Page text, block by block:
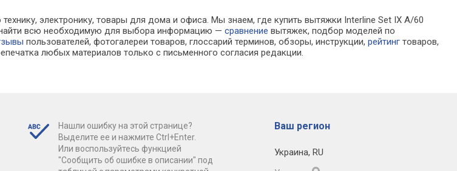
электронику, товары для дома и офиса. Мы знаем, где купить вытяжки Interline Set IX A/60
найти всю необходимую для выбора информацию —сравнение вытяжек, подбор моделей по
пользователей, фотогалереи товаров, глоссарий терминов, обзоры, инструкции,рейтинг товаров,
любых материалов только с письменного согласия редакции.
Нашли ошибку на этой странице?
Выделите ее и нажмите Ctrl+Enter.
Или воспользуйтесь функцией
"Сообщить об ошибке в описании" под
Ваш регион
Украина, RU